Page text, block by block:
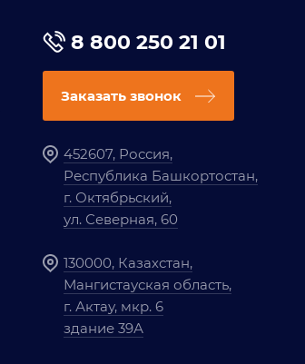
8 800 250 21 01
Заказать звонок
452607, Россия,
Республика Башкортостан,
г. Октябрьский,
ул. Северная, 60
130000, Казахстан,
Мангистауская область,
г. Актау, мкр. 6
здание 39А